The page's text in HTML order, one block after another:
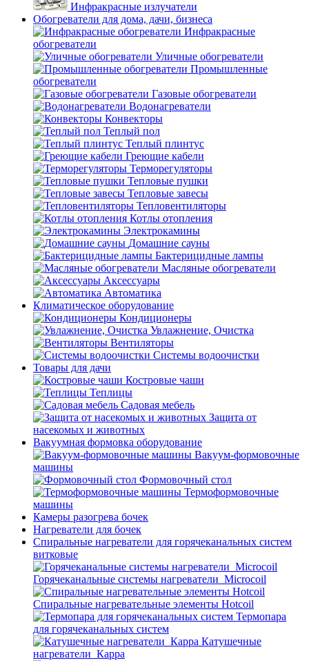
Инфракрасные излучатели
Обогреватели для дома, дачи, бизнеса
Инфракрасные
обогреватели
Уличные обогреватели
Промышленные
обогреватели
Газовые обогреватели
Водонагреватели
Конвекторы
Теплый пол
Теплый плинтус
Греющие кабели
Терморегуляторы
Тепловые пушки
Тепловые завесы
Тепловентиляторы
Котлы отопления
Электрокамины
Домашние сауны
Бактерицидные лампы
Масляные обогреватели
Аксессуары
Автоматика
Климатическое оборудование
Кондиционеры
Увлажнение, Очистка
Вентиляторы
Системы водоочистки
Товары для дачи
Костровые чаши
Теплицы
Садовая мебель
Защита от
насекомых и животных
Вакуумная формовка оборудование
Вакуум-формовочные
машины
Формовочный стол
Термоформовочные
машины
Камеры разогрева бочек
Нагреватели для бочек
Спиральные нагреватели для горячеканальных систем
витковые
Горячеканальные системы нагреватели_Microcoil
Спиральные нагревательные элементы Hotcoil
Термопара
для горячеканальных систем
Катушечные
нагреватели_Карра